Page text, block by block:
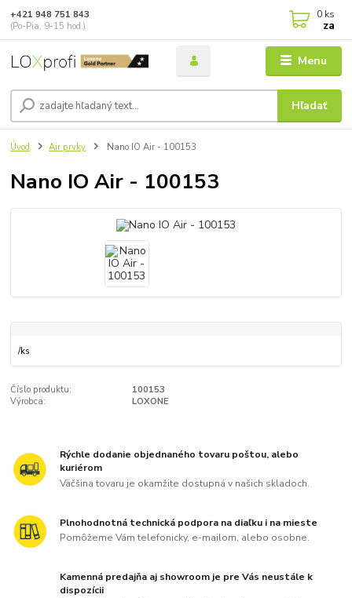
Menu
Hľadať
+421 948 751 843
(Po-Pia, 9-15 hod.)
0 ks
za
Úvod Air prvky Nano IO Air - 100153
Nano IO Air - 100153
/ks
Číslo produktu:
100153
Výrobca:
LOXONE
Rýchle dodanie objednaného tovaru poštou, alebo
kuriérom
Väčšina tovaru je okamžite dostupná v našich skladoch.
Plnohodnotná technická podpora na diaľku i na mieste
Pomôžeme Vám telefonicky, e-mailom, alebo osobne.
Kamenná predajňa aj showroom je pre Vás neustále k
dispozícii